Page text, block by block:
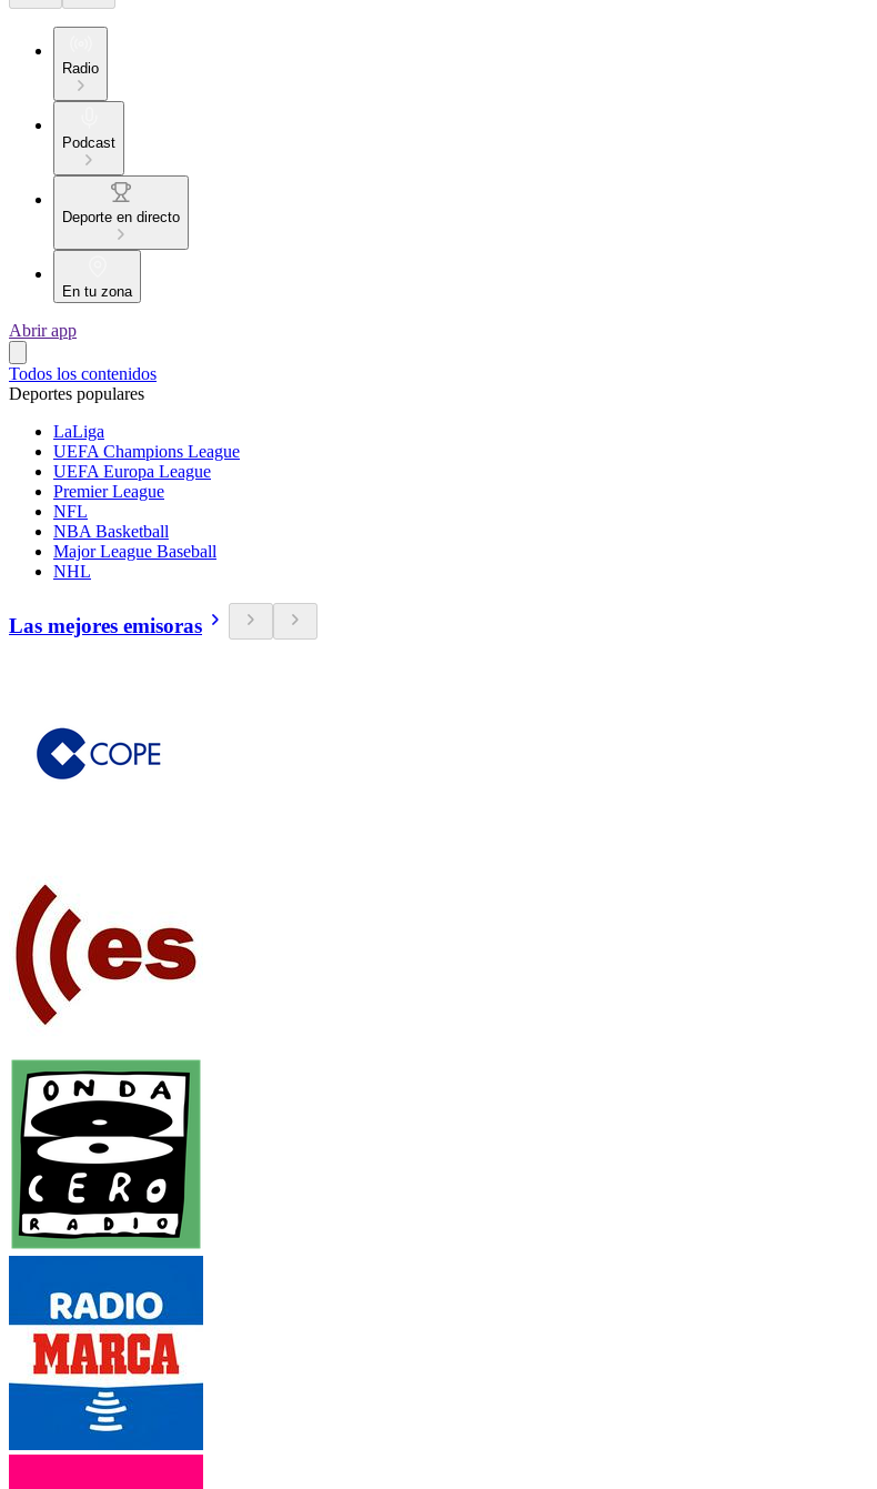
Radio
Podcast
Deporte en directo
En tu zona
Abrir app
Todos los contenidos
Deportes populares
LaLiga
UEFA Champions League
UEFA Europa League
Premier League
NFL
NBA Basketball
Major League Baseball
NHL
Las mejores emisoras